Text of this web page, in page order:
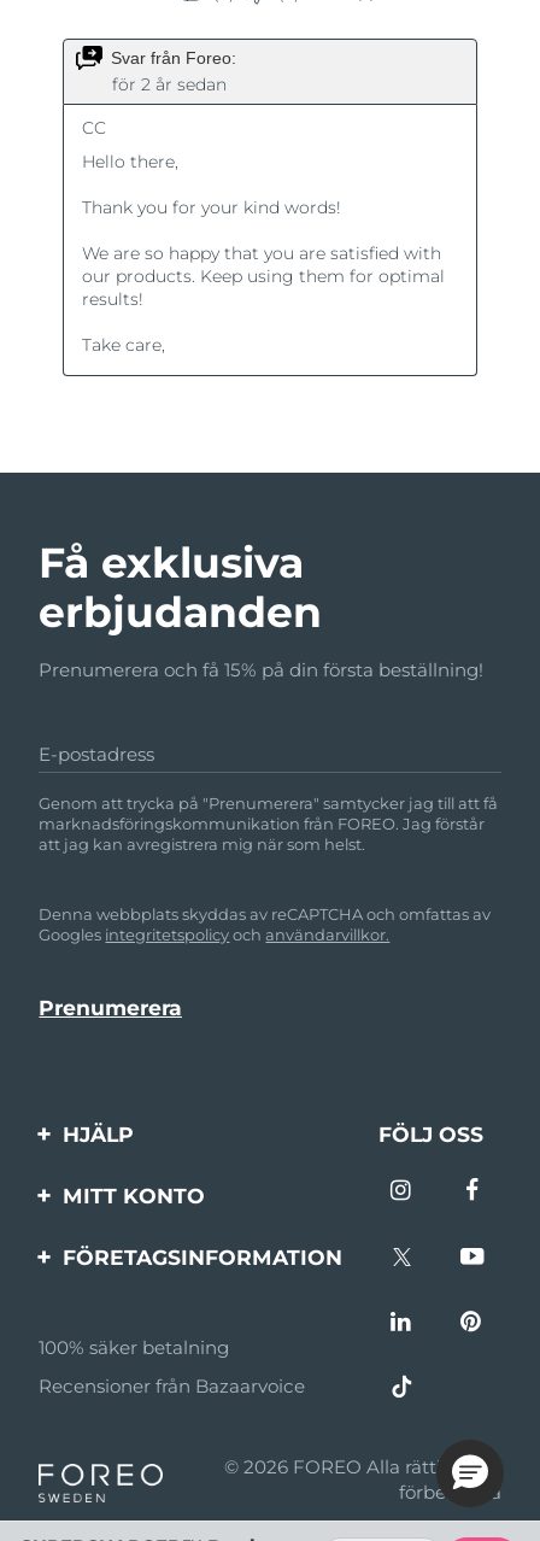
Få exklusiva
erbjudanden
Prenumerera och få 15% på din första beställning!
E-postadress
Genom att trycka på "Prenumerera" samtycker jag till att få
marknadsföringskommunikation från FOREO. Jag förstår
att jag kan avregistrera mig när som helst.
Denna webbplats skyddas av reCAPTCHA och omfattas av
Googles integritetspolicyochanvändarvillkor.
HJÄLP
Kontakta oss
FÖLJ OSS
MITT KONTO
Produktregistrering
FÖRETAGSINFORMATION
Affiliateprogram
Affiliate-nyheter
Återförsäljare
100% säker betalning
Recensioner från Bazaarvoice
© 2026 FOREO Alla rättigheter
förbehållna